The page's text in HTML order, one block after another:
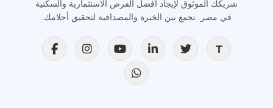
شريكك الموثوق لإيجاد أفضل الفرص الاستثمارية والسكنية
في مصر. نجمع بين الخبرة والمصداقية لتحقيق أحلامك.